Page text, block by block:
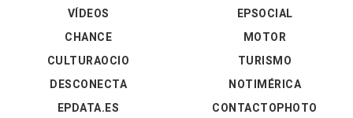
VÍDEOS
EPSOCIAL
CHANCE
CULTURAOCIO
DESCONECTA
EPDATA.ES
MOTOR
TURISMO
NOTIMÉRICA
CONTACTOPHOTO